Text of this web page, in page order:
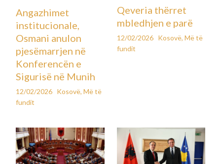
Angazhimet
institucionale,
Osmani anulon
pjesëmarrjen në
Konferencën e
Sigurisë në Munih
12/02/2026 Kosovë,Më të
fundit
Qeveria thërret
mbledhjen e parë
12/02/2026 Kosovë, Më të
fundit